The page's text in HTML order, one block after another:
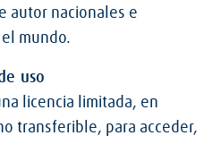
autor nacionales e
mundo.
uso
licencia limitada, en
transferible, para acceder,